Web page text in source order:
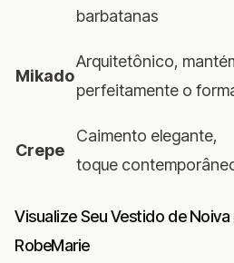
barbatanas
Mikado
Arquitetônico,
perfeitamente o
Crepe
Caimento elegante,
toque
Visualize Seu Vestido de
RobeMarie